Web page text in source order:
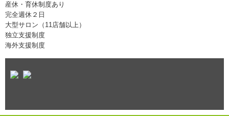
産休・育休制度あり
完全週休２日
大型サロン（11店舗以上）
独立支援制度
海外支援制度